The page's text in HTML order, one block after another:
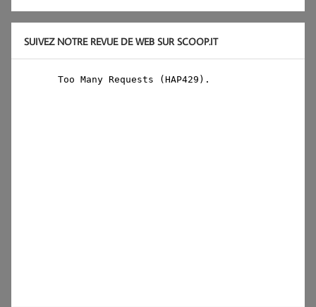
SUIVEZ NOTRE REVUE DE WEB SUR SCOOP.IT